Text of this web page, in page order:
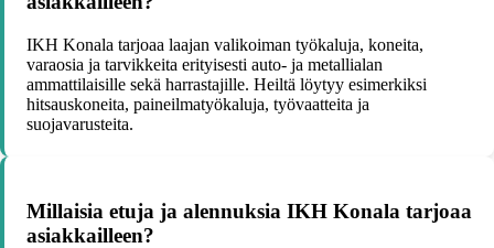
IKH Konala tarjoaa laajan valikoiman työkaluja, koneita,
varaosia ja tarvikkeita erityisesti auto- ja metallialan
ammattilaisille sekä harrastajille. Heiltä löytyy esimerkiksi
hitsauskoneita, paineilmatyökaluja, työvaatteita ja
suojavarusteita.
Millaisia etuja ja alennuksia IKH Konala tarjoaa
asiakkailleen?